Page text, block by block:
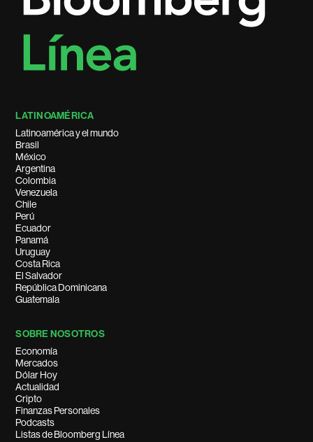
LATINOAMÉRICA
Latinoamérica y el mundo
Brasil
México
Argentina
Colombia
Venezuela
Chile
Perú
Ecuador
Panamá
Uruguay
Costa Rica
El Salvador
República Dominicana
Guatemala
SOBRE NOSOTROS
Economía
Mercados
Dólar Hoy
Actualidad
Cripto
Finanzas Personales
Podcasts
Listas de Bloomberg Línea